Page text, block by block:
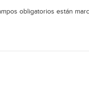
obligatorios están